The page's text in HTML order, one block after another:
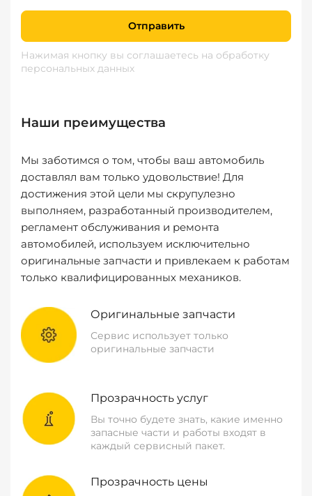
Отправить
Нажимая кнопку вы соглашаетесь на обработку
персональных данных
Наши преимущества
Мы заботимся о том, чтобы ваш автомобиль
доставлял вам только удовольствие! Для
достижения этой цели мы скрупулезно
выполняем, разработанный производителем,
регламент обслуживания и ремонта
автомобилей, используем исключительно
оригинальные запчасти и привлекаем к работам
только квалифицированных механиков.
Оригинальные запчасти
Сервис использует только
оригинальные запчасти
Прозрачность услуг
Вы точно будете знать, какие именно
запасные части и работы входят в
каждый сервисный пакет.
Прозрачность цены